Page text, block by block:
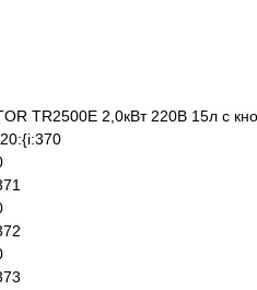
TR2500E 2,0кВт 220В 15л с